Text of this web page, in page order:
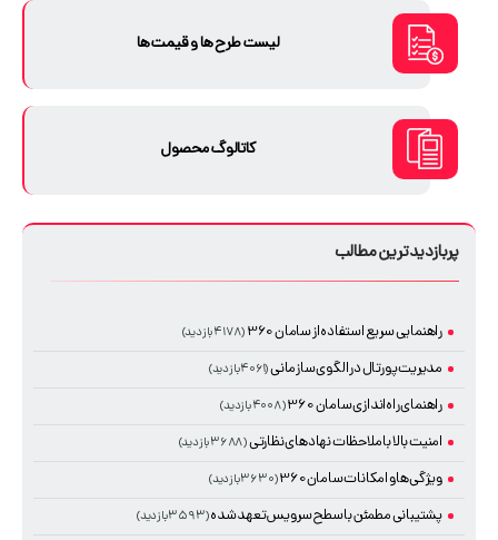
لیست طرح ها و قیمت ها
کاتالوگ محصول
پربازدیدترین مطالب
راهنمایی سریع استفاده از سامان 360 (۴۱۷۸ بازدید)
مدیریت پورتال در الگوی سازمانی(۴۰۶۱ بازدید)
راهنمای راه‌اندازی سامان 360 (۴۰۰۸ بازدید)
امنیت بالا با ملاحظات نهادهای نظارتی(۳۶۸۸ بازدید)
ویژگی‌ها و امکانات سامان360 (۳۶۳۰ بازدید)
پشتیبانی مطمئن با سطح سرویس تعهد شده(۳۵۹۳ بازدید)